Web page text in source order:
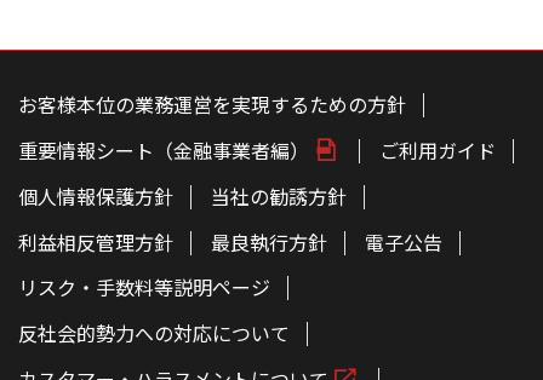
こ
お客様本位の業務運営を実現するための方針
重要情報シート（金融事業者編）
ご利用ガイド
個人情報保護方針
当社の勧誘方針
利益相反管理方針
最良執行方針
電子公告
リスク・手数料等説明ページ
反社会的勢力への対応について